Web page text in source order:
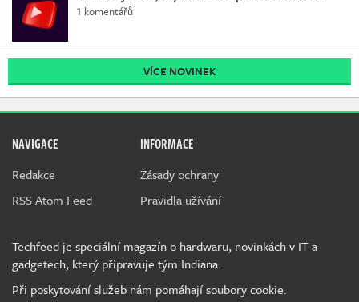
1 komentářů
VÍCE NOVINEK
NAVIGACE
Redakce
RSS Atom Feed
INFORMACE
Zásady ochrany
Pravidla užívání
Techfeed je speciální magazín o hardwaru, novinkách v IT a
gadgetech, který připravuje tým Indiana.
Při poskytování služeb nám pomáhají soubory cookie.